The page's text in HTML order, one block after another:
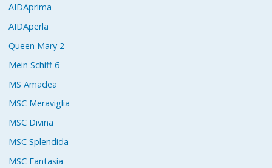
AIDAprima
AIDAperla
Queen Mary 2
Mein Schiff 6
MS Amadea
MSC Meraviglia
MSC Divina
MSC Splendida
MSC Fantasia